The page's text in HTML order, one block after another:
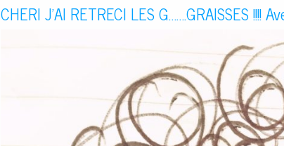
CHERI J’AI RETRECI LES G…….GRAISSES !!!!